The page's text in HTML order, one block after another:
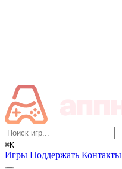
⌘K
Игры Поддержать Контакты